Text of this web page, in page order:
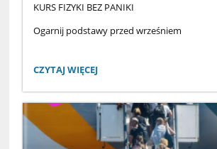
KURS FIZYKI BEZ PANIKI
Ogarnij podstawy przed wrześniem
24–28 sierpnia
9:00–11:00
DLA KOGO?
uczniowie klasy 1A, III LO
KURS
DO
FIZYKI:
CZYTAJ WIĘCEJ